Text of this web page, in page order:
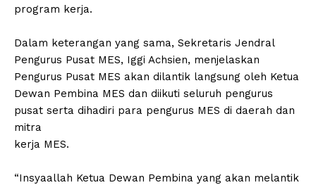
program kerja.
Dalam keterangan yang sama, Sekretaris Jendral
Pengurus Pusat MES, Iggi Achsien, menjelaskan
Pengurus Pusat MES akan dilantik langsung oleh Ketua
Dewan Pembina MES dan diikuti seluruh pengurus
pusat serta dihadiri para pengurus MES di daerah dan
mitra
kerja MES.
“Insyaallah Ketua Dewan Pembina yang akan melantik